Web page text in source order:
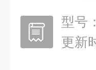
型号：
更新